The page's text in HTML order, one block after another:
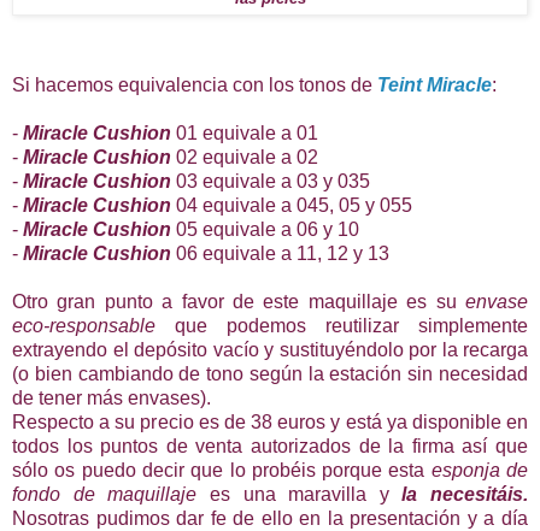
Si hacemos equivalencia con los tonos de Teint Miracle:
- Miracle Cushion 01 equivale a 01
- Miracle Cushion 02 equivale a 02
- Miracle Cushion 03 equivale a 03 y 035
- Miracle Cushion 04 equivale a 045, 05 y 055
- Miracle Cushion 05 equivale a 06 y 10
- Miracle Cushion 06 equivale a 11, 12 y 13
Otro gran punto a favor de este maquillaje es su envase
eco-responsable que podemos reutilizar simplemente
extrayendo el depósito vacío y sustituyéndolo por la recarga
(o bien cambiando de tono según la estación sin necesidad
de tener más envases).
Respecto a su precio es de 38 euros y está ya disponible en
todos los puntos de venta autorizados de la firma así que
sólo os puedo decir que lo probéis porque esta esponja de
fondo de maquillaje es una maravilla yla necesitáis.
Nosotras pudimos dar fe de ello en la presentación y a día